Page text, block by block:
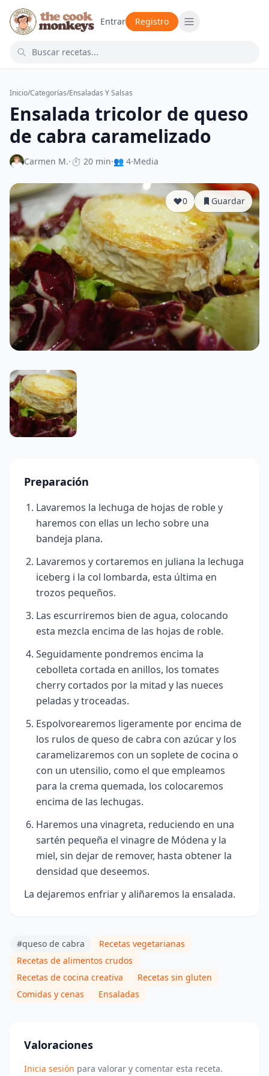
Entrar Registro
Inicio/Categorías/Ensaladas Y Salsas
Ensalada tricolor de queso
de cabra caramelizado
Carmen M.·⏱ 20 min·👥 4·Media
0 Guardar
Preparación
Lavaremos la lechuga de hojas de roble y
haremos con ellas un lecho sobre una
bandeja plana.
Lavaremos y cortaremos en juliana la lechuga
iceberg i la col lombarda, esta última en
trozos pequeños.
Las escurriremos bien de agua, colocando
esta mezcla encima de las hojas de roble.
Seguidamente pondremos encima la
cebolleta cortada en anillos, los tomates
cherry cortados por la mitad y las nueces
peladas y troceadas.
Espolvorearemos ligeramente por encima de
los rulos de queso de cabra con azúcar y los
caramelizaremos con un soplete de cocina o
con un utensilio, como el que empleamos
para la crema quemada, los colocaremos
encima de las lechugas.
Haremos una vinagreta, reduciendo en una
sartén pequeña el vinagre de Módena y la
miel, sin dejar de remover, hasta obtener la
densidad que deseemos.
La dejaremos enfriar y aliñaremos la ensalada.
#queso de cabra
Recetas vegetarianas
Recetas de alimentos crudos
Recetas de cocina creativa
Recetas sin gluten
Comidas y cenas
Ensaladas
Valoraciones
Inicia sesión para valorar y comentar esta receta.